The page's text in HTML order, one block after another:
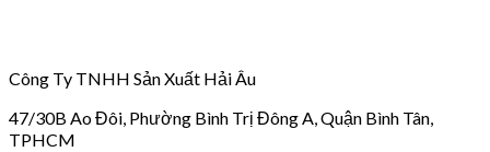
Công Ty TNHH Sản Xuất Hải Âu
47/30B Ao Đôi, Phường Bình Trị Đông A, Quận Bình Tân,
TPHCM